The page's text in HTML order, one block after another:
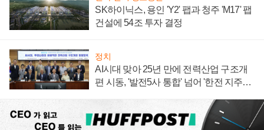
SK하이닉스, 용인 'Y2' 팹과 청주 'M17' 팹
건설에 54조 투자 결정
정치
AI시대 맞아 25년 만에 전력산업 구조개
편 시동, '발전5사 통합' 넘어 '한전 지주사'